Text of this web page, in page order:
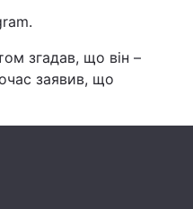
Лайт
Інциденти
згадав, що він –
заявив, що